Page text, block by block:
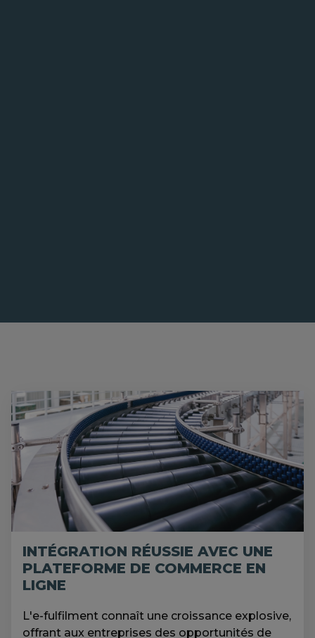
INTÉGRATION RÉUSSIE AVEC UNE
PLATEFORME DE COMMERCE EN
LIGNE
L'e-fulfilment connaît une croissance explosive,
offrant aux entreprises des opportunités de